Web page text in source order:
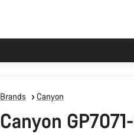
Brands Canyon
Canyon